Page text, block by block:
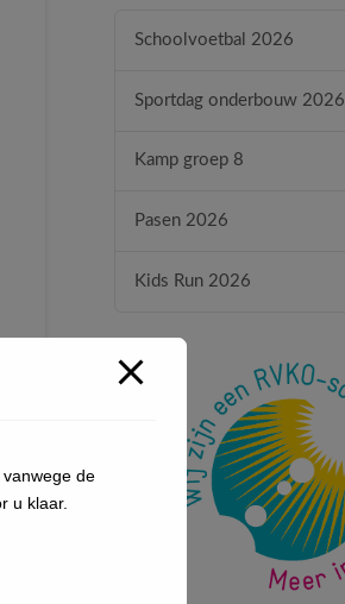
Schoolvoetbal 2026
Sportdag onderbouw 2026
Kamp groep 8
Pasen 2026
Kids Run 2026
de
u klaar.